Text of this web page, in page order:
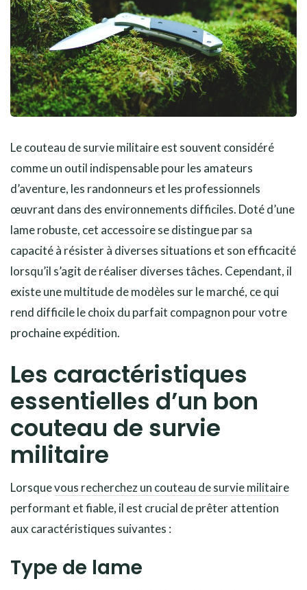
Le couteau de survie militaire est souvent considéré
comme un outil indispensable pour les amateurs
d’aventure, les randonneurs et les professionnels
œuvrant dans des environnements difficiles. Doté d’une
lame robuste, cet accessoire se distingue par sa
capacité à résister à diverses situations et son efficacité
lorsqu’il s’agit de réaliser diverses tâches. Cependant, il
existe une multitude de modèles sur le marché, ce qui
rend difficile le choix du parfait compagnon pour votre
prochaine expédition.
Les caractéristiques
essentielles d’un bon
couteau de survie
militaire
Lorsquevous recherchez un couteau de survie militaire
performant et fiable, il est crucial de prêter attention
aux caractéristiques suivantes :
Type de lame